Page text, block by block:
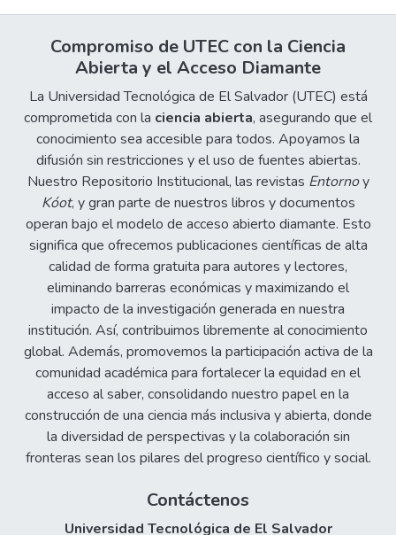
Compromiso de UTEC con la Ciencia
Abierta y el Acceso Diamante
La Universidad Tecnológica de El Salvador (UTEC) está
comprometida con la ciencia abierta, asegurando que el
conocimiento sea accesible para todos. Apoyamos la
difusión sin restricciones y el uso de fuentes abiertas.
Nuestro Repositorio Institucional, las revistas Entornoy
Kóot, y gran parte de nuestros libros y documentos
operan bajo el modelo de acceso abierto diamante. Esto
significa que ofrecemos publicaciones científicas de alta
calidad de forma gratuita para autores y lectores,
eliminando barreras económicas y maximizando el
impacto de la investigación generada en nuestra
institución. Así, contribuimos libremente al conocimiento
global. Además, promovemos la participación activa de la
comunidad académica para fortalecer la equidad en el
acceso al saber, consolidando nuestro papel en la
construcción de una ciencia más inclusiva y abierta, donde
la diversidad de perspectivas y la colaboración sin
fronteras sean los pilares del progreso científico y social.
Contáctenos
Universidad Tecnológica de El Salvador